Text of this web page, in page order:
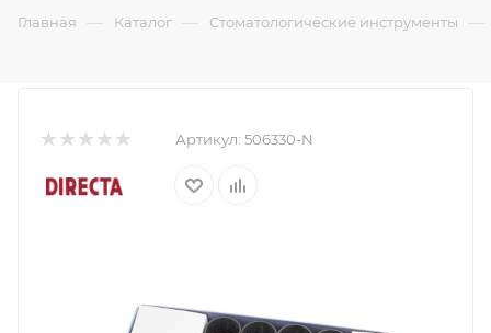
Главная — Каталог — Стоматологические инструменты —
Артикул: 506330-N